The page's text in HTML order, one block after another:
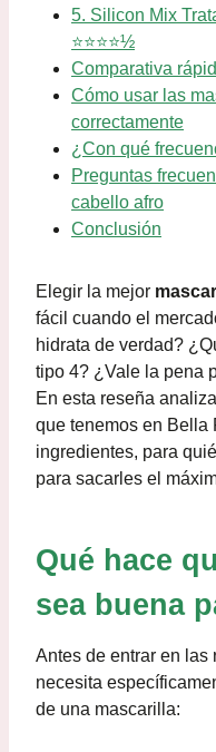
5. Silicon Mix
⭐⭐⭐⭐½
Comparativa
Cómo usar las
correctamente
¿Con qué
Preguntas
cabello afro
Conclusión
Elegir la mejor
fácil cuando el
hidrata de verdad?
tipo 4? ¿Vale la pena
En esta reseña
que tenemos en Bella
ingredientes, para
para sacarles el
Qué hace
sea buena
Antes de entrar en las
necesita
de una mascarilla: